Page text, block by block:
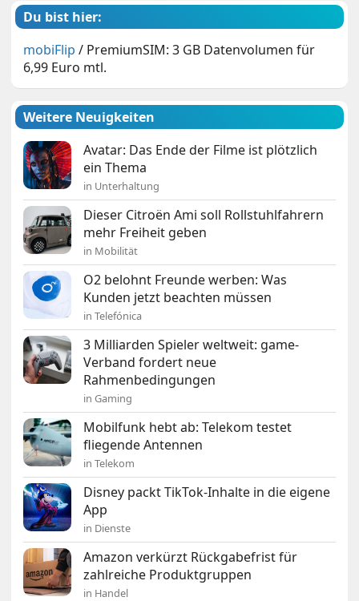
Du bist hier:
mobiFlip / PremiumSIM: 3 GB Datenvolumen für
6,99 Euro mtl.
Weitere Neuigkeiten
Avatar: Das Ende der Filme ist plötzlich
ein Thema
in Unterhaltung
Dieser Citroën Ami soll Rollstuhlfahrern
mehr Freiheit geben
in Mobilität
O2 belohnt Freunde werben: Was
Kunden jetzt beachten müssen
in Telefónica
3 Milliarden Spieler weltweit: game-
Verband fordert neue
Rahmenbedingungen
in Gaming
Mobilfunk hebt ab: Telekom testet
fliegende Antennen
in Telekom
Disney packt TikTok-Inhalte in die eigene
App
in Dienste
Amazon verkürzt Rückgabefrist für
zahlreiche Produktgruppen
in Handel